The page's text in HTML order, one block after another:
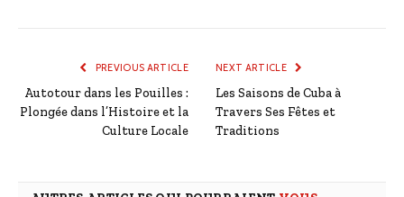
PREVIOUS ARTICLE
Autotour dans les Pouilles :
Plongée dans l’Histoire et la
Culture Locale
NEXT ARTICLE
Les Saisons de Cuba à
Travers Ses Fêtes et
Traditions